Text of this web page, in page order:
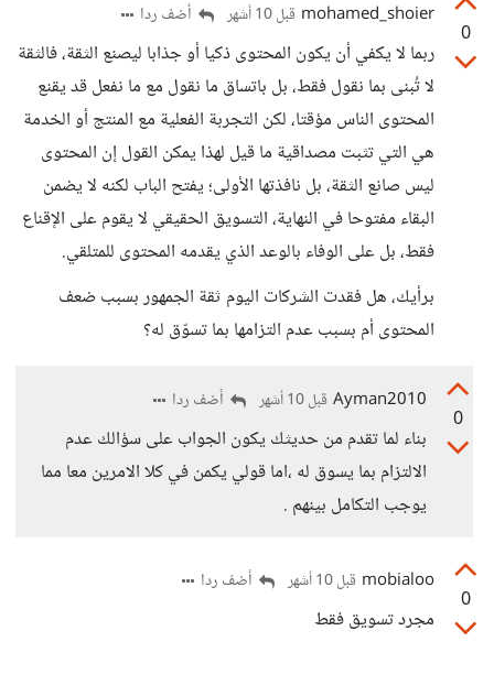
0
mohamed_shoier قبل 10 أشهر أضف ردا
ربما لا يكفي أن يكون المحتوى ذكيا أو جذابا ليصنع الثقة، فالثقة
لا تُبنى بما نقول فقط، بل باتساق ما نقول مع ما نفعل قد يقنع
المحتوى الناس مؤقتا، لكن التجربة الفعلية مع المنتج أو الخدمة
هي التي تثبت مصداقية ما قيل لهذا يمكن القول إن المحتوى
ليس صانع الثقة، بل نافذتها الأولى؛ يفتح الباب لكنه لا يضمن
البقاء مفتوحا في النهاية، التسويق الحقيقي لا يقوم على الإقناع
فقط، بل على الوفاء بالوعد الذي يقدمه المحتوى للمتلقي.
برأيك، هل فقدت الشركات اليوم ثقة الجمهور بسبب ضعف
المحتوى أم بسبب عدم التزامها بما تسوّق له؟
0
Ayman2010 قبل 10 أشهر أضف ردا
بناء لما تقدم من حديثك يكون الجواب على سؤالك عدم
الالتزام بما يسوق له ،اما قولي يكمن في كلا الامرين معا مما
يوجب التكامل بينهم .
0
mobialoo قبل 10 أشهر أضف ردا
مجرد تسويق فقط